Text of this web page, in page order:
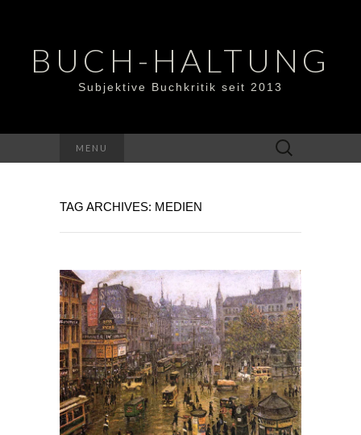
BUCH-HALTUNG
Subjektive Buchkritik seit 2013
MENU
Suchen
nach:
TAG ARCHIVES: MEDIEN